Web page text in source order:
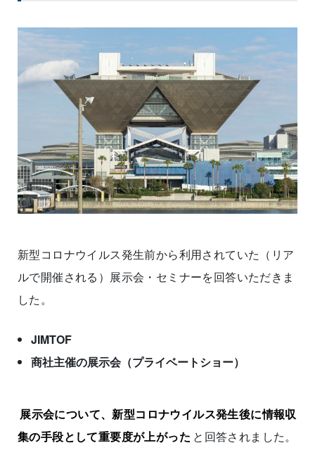
新型コロナウイルス発生前から利用されていた（リア
ルで開催される）展示会・セミナーを回答いただきま
した。
JIMTOF
商社主催の展示会（プライベートショー）
展示会について、新型コロナウイルス発生後に情報収
集の手段として重要度が上がった と回答されました。